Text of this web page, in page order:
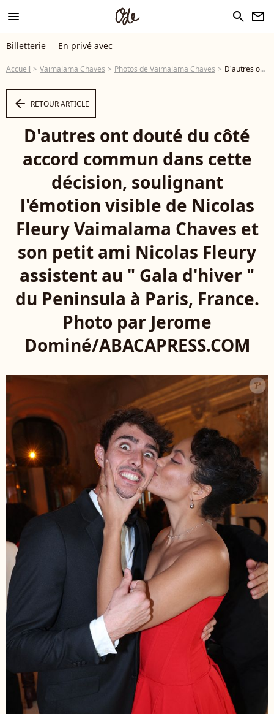
menu search newsletter
Billetterie En privé avec
Accueil Vaimalama Chaves Photos de Vaimalama Chaves D'autres ont douté du côté accord commun dans cette décision, soulignant l'émotion visible de Nicolas Fleury Vaimalama Chaves et son petit ami Nicolas Fleury assistent au " Gala d'hiver " du Peninsula à Paris, France. Photo par Jerome Dominé/ABACAPRESS.COM - Photo
arrow_left RETOUR ARTICLE
D'autres ont douté du côté
accord commun dans cette
décision, soulignant
l'émotion visible de Nicolas
Fleury Vaimalama Chaves et
son petit ami Nicolas Fleury
assistent au " Gala d'hiver "
du Peninsula à Paris, France.
Photo par Jerome
Dominé/ABACAPRESS.COM